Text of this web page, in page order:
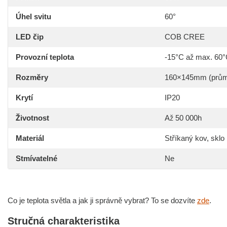
Úhel svitu 60°
LED čip COB CREE
Provozní teplota -15°C až max.
Rozměry 160×145mm
Krytí IP20
Životnost Až 50 000h
Materiál Stříkaný kov, sklo
Stmívatelné Ne
Co je teplota světla a jak ji správně vybrat? To se dozvíte zde.
Stručná charakteristika